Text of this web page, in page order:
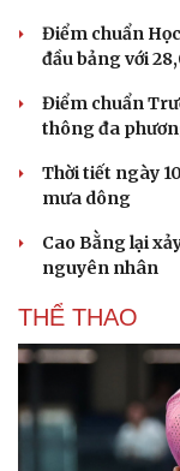
Săn Tour
Điểm chuẩn
đầu bảng với
Điểm chuẩn
thông đa
Thời tiết ngày
mưa dông
Cao Bằng lại
nguyên nhân
THỂ THAO